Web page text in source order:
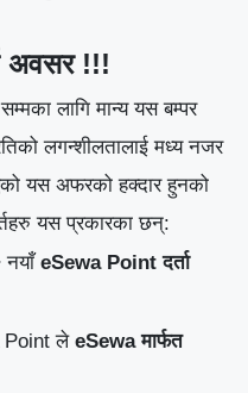
अवसर !!!
लागि मान्य यस बम्पर
लगन्शीलतालाई मध्य नजर
यस अफरको हक्दार हुनको
यस प्रकारका छन्:
नयाँ eSewa Point दर्ता
Point ले eSewa मार्फत